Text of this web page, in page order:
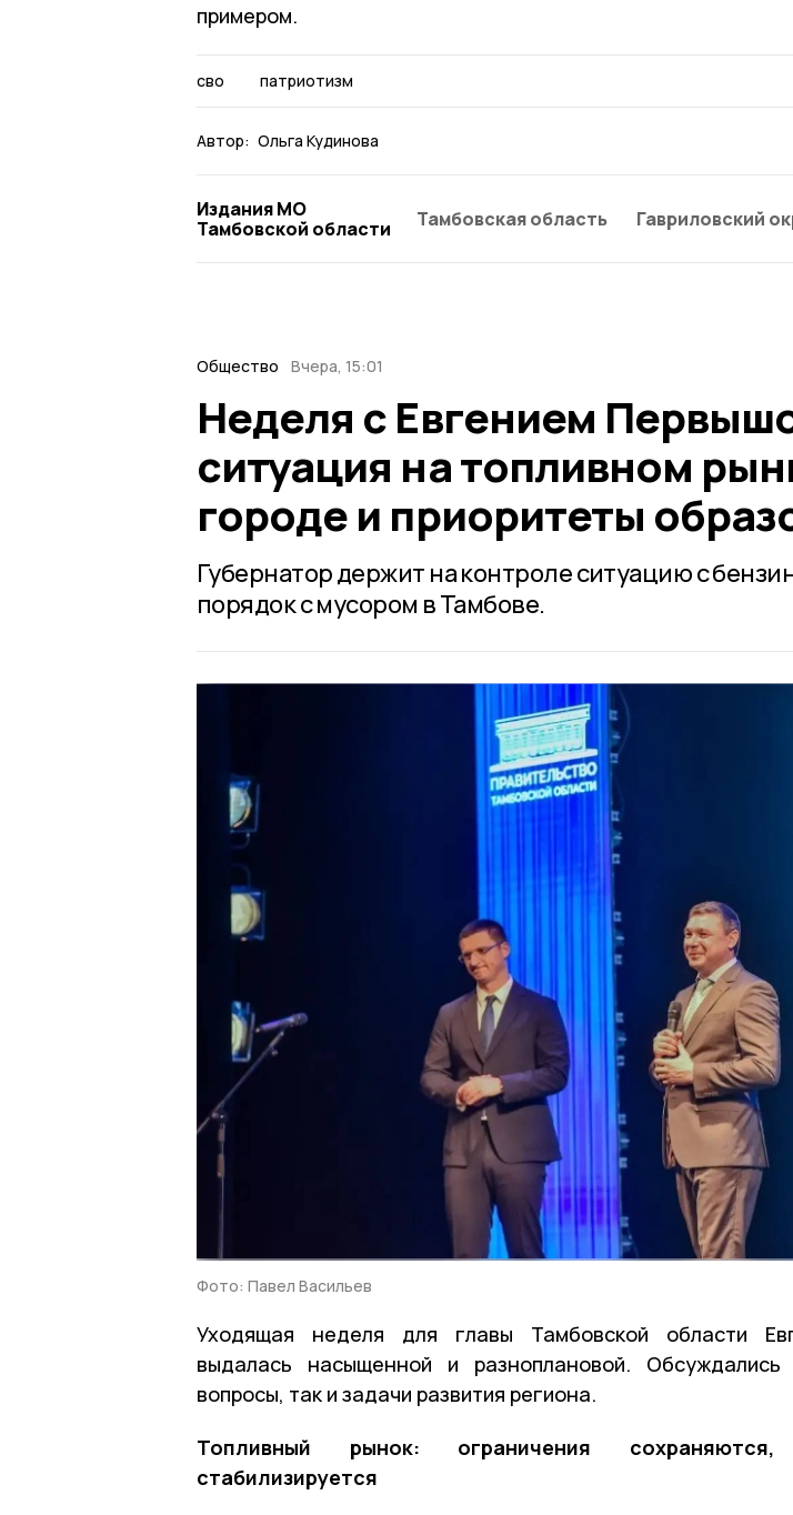
примером.
сво патриотизм
Автор: Ольга Кудинова
Издания МО
Тамбовской области
Тамбовская область Гавриловский
Общество Вчера, 15:01
Неделя с Евгением
ситуация на топливном
городе и приоритеты
Губернатор держит на контроле ситуацию с
порядок с мусором в Тамбове.
Фото: Павел Васильев
Уходящая неделя для главы Тамбовской области
выдалась насыщенной и разноплановой. Обсуждались
вопросы, так и задачи развития региона.
Топливный рынок: ограничения
стабилизируется